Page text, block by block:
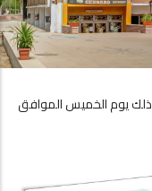
يوم الخميس الموافق